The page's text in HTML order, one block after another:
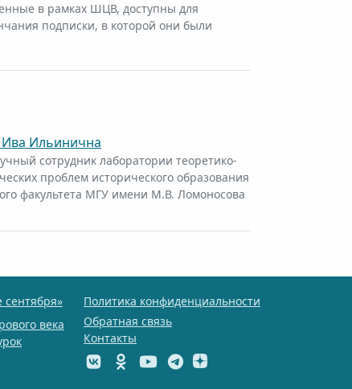
в рамках ШЦВ, доступны для
подписки, в которой они были
Ильинична
сотрудник лаборатории теоретико-
проблем исторического образования
факультета МГУ имени М.В. Ломоносова
века
Политика конфиденциальности
Обратная связь
Контакты